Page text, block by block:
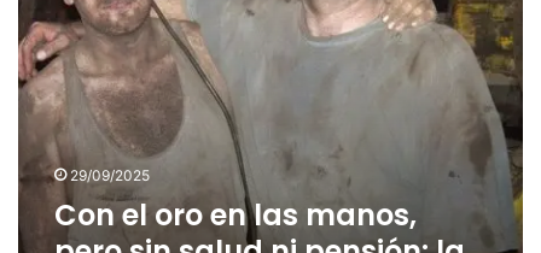
salud
ni
pensión:
la
realidad
de
29/09/2025
Con el oro en las manos,